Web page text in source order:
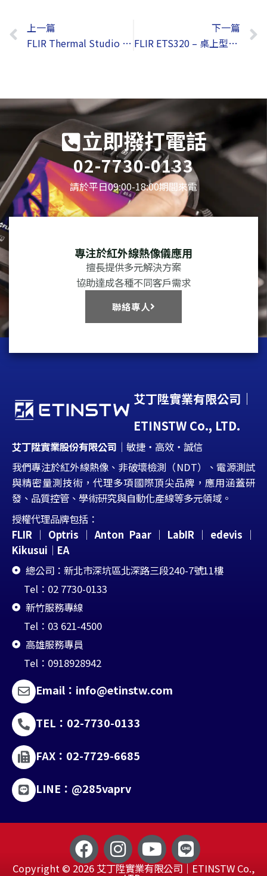
上一頁
上一篇
FLIR Thermal Studio – 熱影像分析軟體
下一篇
FLIR ETS320 – 桌上型顯微熱像儀
立即撥打電話
02-7730-0133
請於平日09:00-18:00期間來電
專注於紅外線熱像儀應用
擅長提供多元解決方案
協助達成各種不同客戶需求
聯絡專人
艾丁陞實業有限公司｜
ETINSTW Co., LTD.
艾丁陞實業股份有限公司 ｜敏捷・高效・誠信
我們專注於紅外線熱像、非破壞檢測（NDT）、電源測試
與精密量測技術，代理多項國際頂尖品牌，應用涵蓋研
發、品質控管、學術研究與自動化產線等多元領域。
授權代理品牌包括：
FLIR ｜ Optris ｜ Anton Paar ｜ LabIR ｜edevis ｜
Kikusui ｜ EA
總公司：新北市深坑區北深路三段240-7號11樓
Tel：02 7730-0133
新竹服務專線
Tel：03 621-4500
高雄服務專員
Tel：0918928942
Email：info@etinstw.com
TEL：02-7730-0133
FAX：02-7729-6685
LINE：@285vaprv
F
a
I
n
Y
o
L
i
Copyright © 2026 艾丁陞實業有限公司｜ETINSTW Co.,